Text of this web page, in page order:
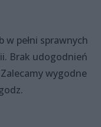
w pełni sprawnych
Brak udogodnień
wygodne